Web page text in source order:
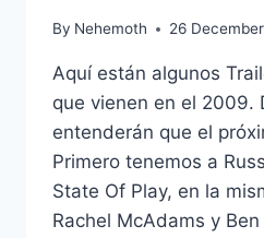
By Nehemoth 26
Aquí están algunos
que vienen en el 2009.
entenderán que el
Primero tenemos a
State Of Play, en la
Rachel McAdams y